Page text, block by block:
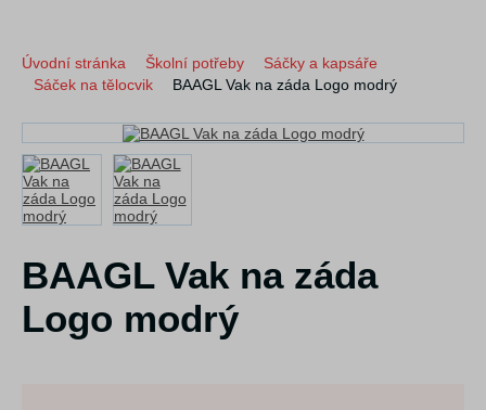
Úvodní stránka Školní potřeby
Sáčky a kapsáře
Sáček na tělocvik
BAAGL Vak na záda Logo modrý
BAAGL Vak na záda
Logo modrý